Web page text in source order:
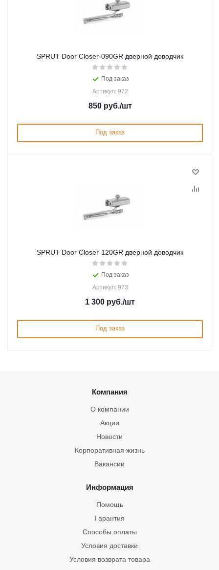
SPRUT Door Closer-090GR дверной доводчик
Под заказ
Артикул: 972
850руб./шт
Под заказ
SPRUT Door Closer-120GR дверной доводчик
Под заказ
Артикул: 973
1 300 руб./шт
Под заказ
Компания
О компании
Акции
Новости
Корпоративная жизнь
Вакансии
Информация
Помощь
Гарантия
Способы оплаты
Условия доставки
Условия возврата товара